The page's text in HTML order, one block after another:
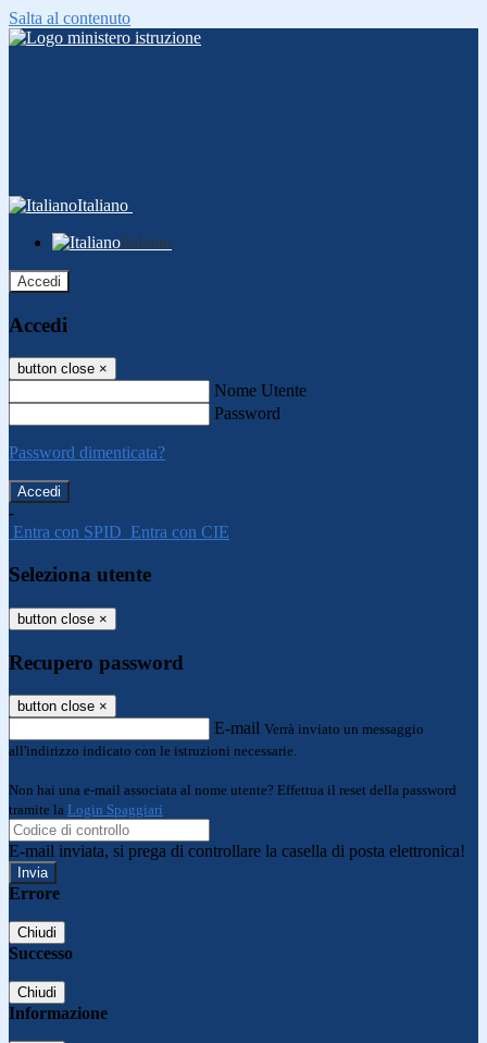
Salta al contenuto
Italiano
Italiano
Accedi
Accedi
button close ×
Nome Utente
Password
Password dimenticata?
-
Entra con SPID Entra con CIE
Seleziona utente
button close ×
Recupero password
button close ×
E-mail Verrà inviato un messaggio
all'indirizzo indicato con le istruzioni necessarie.
Non hai una e-mail associata al nome utente? Effettua il reset della password
tramite la Login Spaggiari
E-mail inviata, si prega di controllare la casella di posta elettronica!
Errore
Chiudi
Successo
Chiudi
Informazione